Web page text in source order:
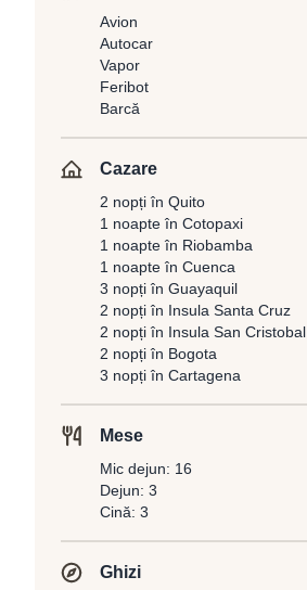
Avion
Autocar
Vapor
Feribot
Barcă
Cazare
2 nopți în Quito
1 noapte în Cotopaxi
1 noapte în Riobamba
1 noapte în Cuenca
3 nopți în Guayaquil
2 nopți în Insula Santa Cruz
2 nopți în Insula San Cristobal
2 nopți în Bogota
3 nopți în Cartagena
Mese
Mic dejun: 16
Dejun: 3
Cină: 3
Ghizi